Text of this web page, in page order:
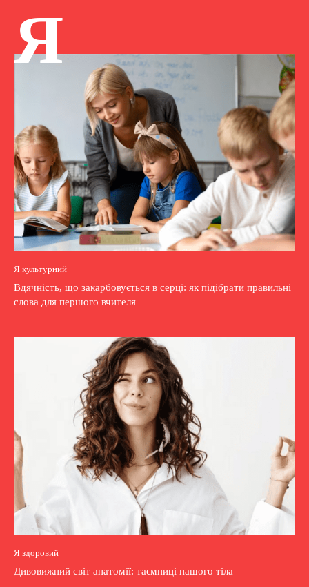
Я
Я культурний
Вдячність, що закарбовується в серці: як підібрати правильні
слова для першого вчителя
Я здоровий
Дивовижний світ анатомії: таємниці нашого тіла